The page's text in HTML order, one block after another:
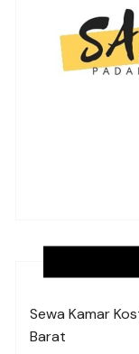
Sewa Kamar
Barat